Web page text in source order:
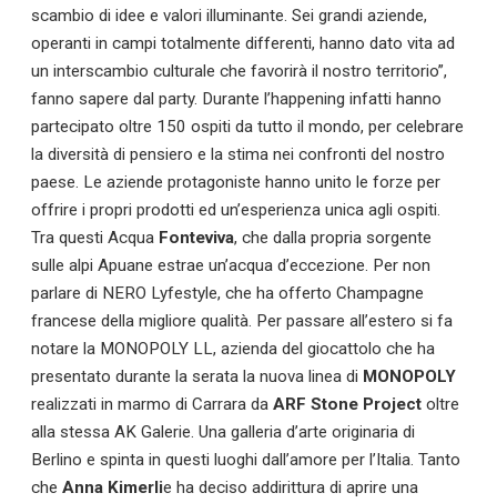
Calciomercato
Serie A
CLASSIFICA
Serie B
scambio di idee e valori illuminante. Sei grandi aziende,
operanti in campi totalmente differenti, hanno dato vita ad
un interscambio culturale che favorirà il nostro territorio”,
fanno sapere dal party. Durante l’happening infatti hanno
partecipato oltre 150 ospiti da tutto il mondo, per celebrare
la diversità di pensiero e la stima nei confronti del nostro
paese. Le aziende protagoniste hanno unito le forze per
offrire i propri prodotti ed un’esperienza unica agli ospiti.
Tra questi Acqua Fonteviva, che dalla propria sorgente
sulle alpi Apuane estrae un’acqua d’eccezione. Per non
parlare di NERO Lyfestyle, che ha offerto Champagne
francese della migliore qualità. Per passare all’estero si fa
notare la MONOPOLY LL, azienda del giocattolo che ha
presentato durante la serata la nuova linea di MONOPOLY
realizzati in marmo di Carrara da ARF Stone Project oltre
alla stessa AK Galerie. Una galleria d’arte originaria di
Berlino e spinta in questi luoghi dall’amore per l’Italia. Tanto
che Anna Kimerlie ha deciso addirittura di aprire una